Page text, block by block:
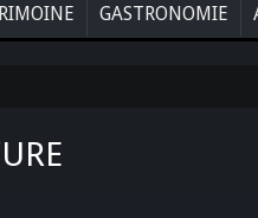
GASTRONOMIE